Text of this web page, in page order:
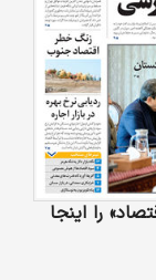
را اینجا